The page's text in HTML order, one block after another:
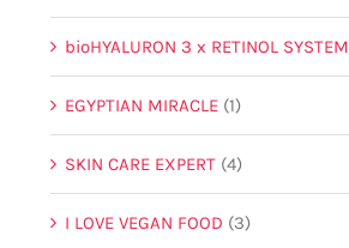
bioHYALURON 3 x RETINOL SYSTEM
EGYPTIAN MIRACLE (1)
SKIN CARE EXPERT (4)
I LOVE VEGAN FOOD (3)